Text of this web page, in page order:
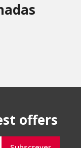
offers